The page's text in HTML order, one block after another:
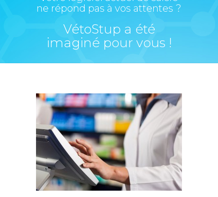
ne répond pas à vos attentes ?
VétoStup a été
imaginé pour vous !